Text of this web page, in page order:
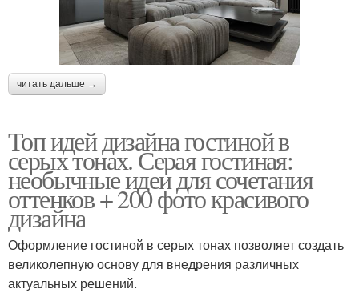
читать дальше →
Топ идей дизайна гостиной в
серых тонах. Серая гостиная:
необычные идеи для сочетания
оттенков + 200 фото красивого
дизайна
Оформление гостиной в серых тонах позволяет создать
великолепную основу для внедрения различных
актуальных решений.